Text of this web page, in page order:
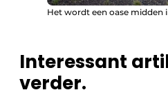
Het wordt een oase midden
Interessant
verder.